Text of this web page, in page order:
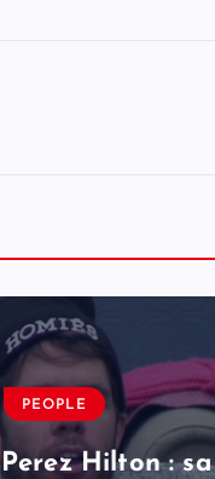
PEOPLE
Perez Hilton : sa